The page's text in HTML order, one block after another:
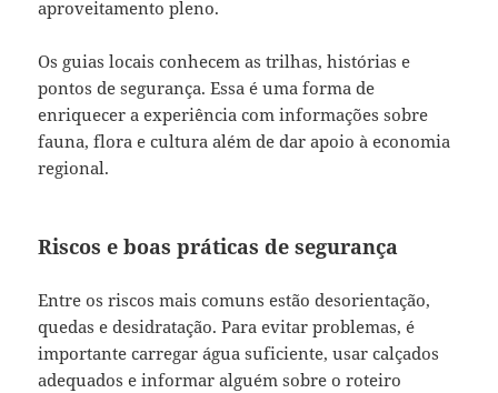
aproveitamento pleno.
Os guias locais conhecem as trilhas, histórias e
pontos de segurança. Essa é uma forma de
enriquecer a experiência com informações sobre
fauna, flora e cultura além de dar apoio à economia
regional.
Riscos e boas práticas de segurança
Entre os riscos mais comuns estão desorientação,
quedas e desidratação. Para evitar problemas, é
importante carregar água suficiente, usar calçados
adequados e informar alguém sobre o roteiro